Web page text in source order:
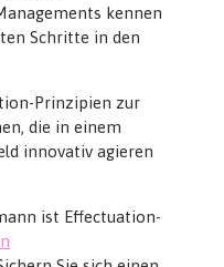
kennen
Schritte in den
Prinzipien zur
die in einem
innovativ agieren
ist Effectuation-